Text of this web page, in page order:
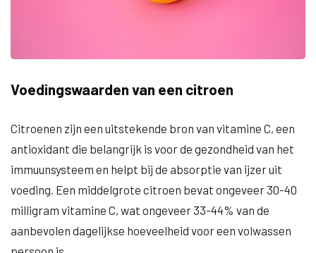
Voedingswaarden van een citroen
Citroenen zijn een uitstekende bron van vitamine C, een
antioxidant die belangrijk is voor de gezondheid van het
immuunsysteem en helpt bij de absorptie van ijzer uit
voeding. Een middelgrote citroen bevat ongeveer 30-40
milligram vitamine C, wat ongeveer 33-44% van de
aanbevolen dagelijkse hoeveelheid voor een volwassen